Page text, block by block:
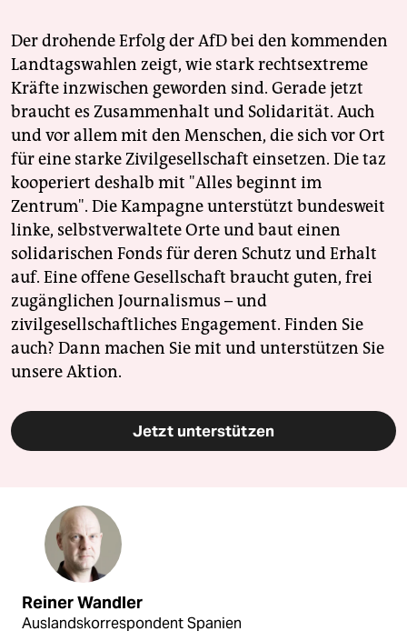
Der drohende Erfolg der AfD bei den kommenden
Landtagswahlen zeigt, wie stark rechtsextreme
Kräfte inzwischen geworden sind. Gerade jetzt
braucht es Zusammenhalt und Solidarität. Auch
und vor allem mit den Menschen, die sich vor Ort
für eine starke Zivilgesellschaft einsetzen. Die taz
kooperiert deshalb mit "Alles beginnt im
Zentrum". Die Kampagne unterstützt bundesweit
linke, selbstverwaltete Orte und baut einen
solidarischen Fonds für deren Schutz und Erhalt
auf. Eine offene Gesellschaft braucht guten, frei
zugänglichen Journalismus – und
zivilgesellschaftliches Engagement. Finden Sie
auch? Dann machen Sie mit und unterstützen Sie
unsere Aktion.
Jetzt unterstützen
Reiner Wandler
Auslandskorrespondent Spanien